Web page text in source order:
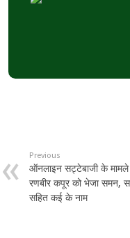
Previous
ऑनलाइन सट्टेबाजी के
रणबीर कपूर को भेजा समन,
सहित कई के नाम